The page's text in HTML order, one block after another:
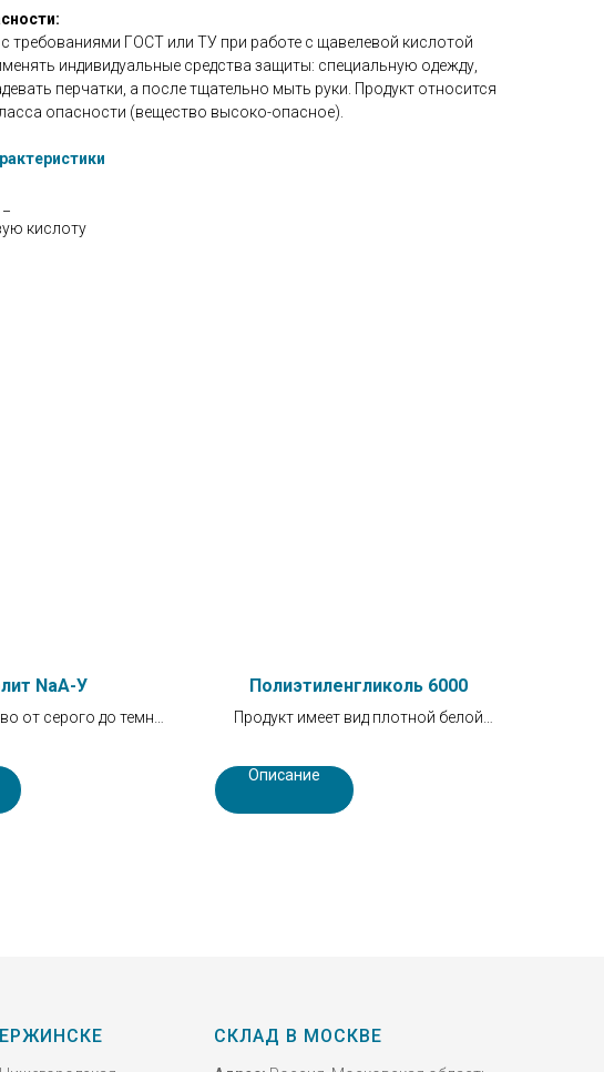
требованиями ГОСТ или ТУ при работе с щавелевой кислотой
индивидуальные средства защиты: специальную одежду,
перчатки, а после тщательно мыть руки. Продукт относится
опасности (вещество высоко-опасное).
кислоту
NaА-У
от серого до темно-
Полиэтиленгликоль 6000
Продукт имеет вид плотной белой
белого цвета.
Описание
СКЛАД В МОСКВЕ